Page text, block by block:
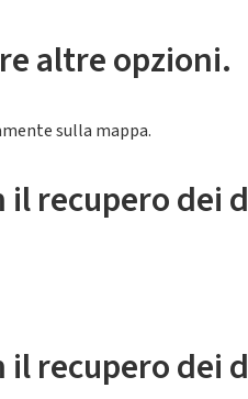
altre opzioni.
sulla mappa.
il recupero dei
il recupero dei